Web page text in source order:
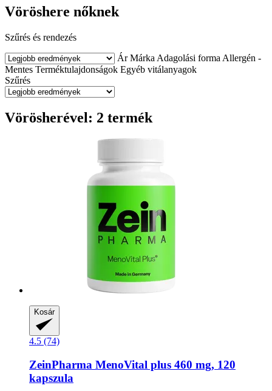
Vöröshere nőknek
Szűrés és rendezés
Ár Márka Adagolási forma Allergén -
Mentes Terméktulajdonságok Egyéb vitálanyagok
Szűrés
Vörösherével: 2 termék
Kosár
4.5 (74)
ZeinPharma MenoVital plus 460 mg, 120
kapszula